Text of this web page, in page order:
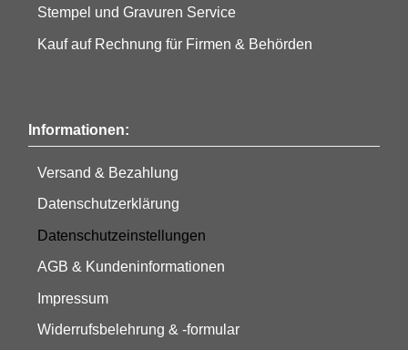
Stempel und Gravuren Service
Kauf auf Rechnung für Firmen & Behörden
Informationen:
Versand & Bezahlung
Datenschutzerklärung
Datenschutzeinstellungen
AGB & Kundeninformationen
Impressum
Widerrufsbelehrung & -formular